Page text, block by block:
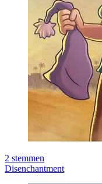
2 stemmen
Disenchantment